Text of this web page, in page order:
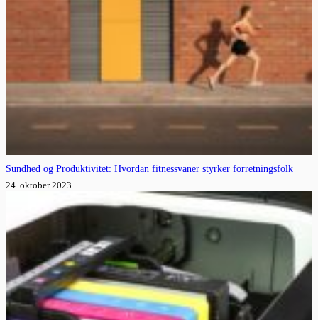
Sundhed og Produktivitet: Hvordan fitnessvaner styrker forretningsfolk
24. oktober 2023